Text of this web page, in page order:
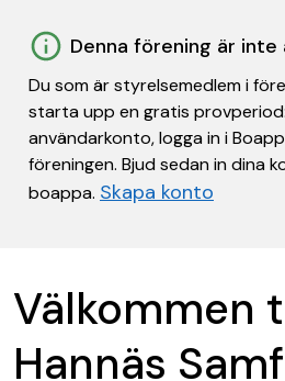
Denna förening är
Du som är styrelsemedlem i
starta upp en gratis
användarkonto, logga in i
föreningen. Bjud sedan in dina
boappa. Skapa konto
Välkommen
Hannäs Samf